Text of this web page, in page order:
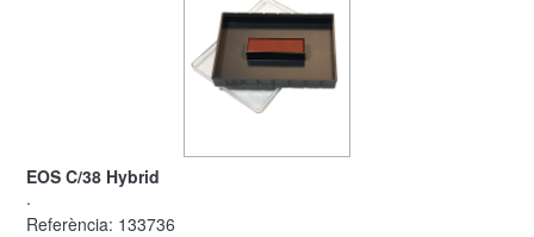
EOS C/38 Hybrid
.
Referència: 133736